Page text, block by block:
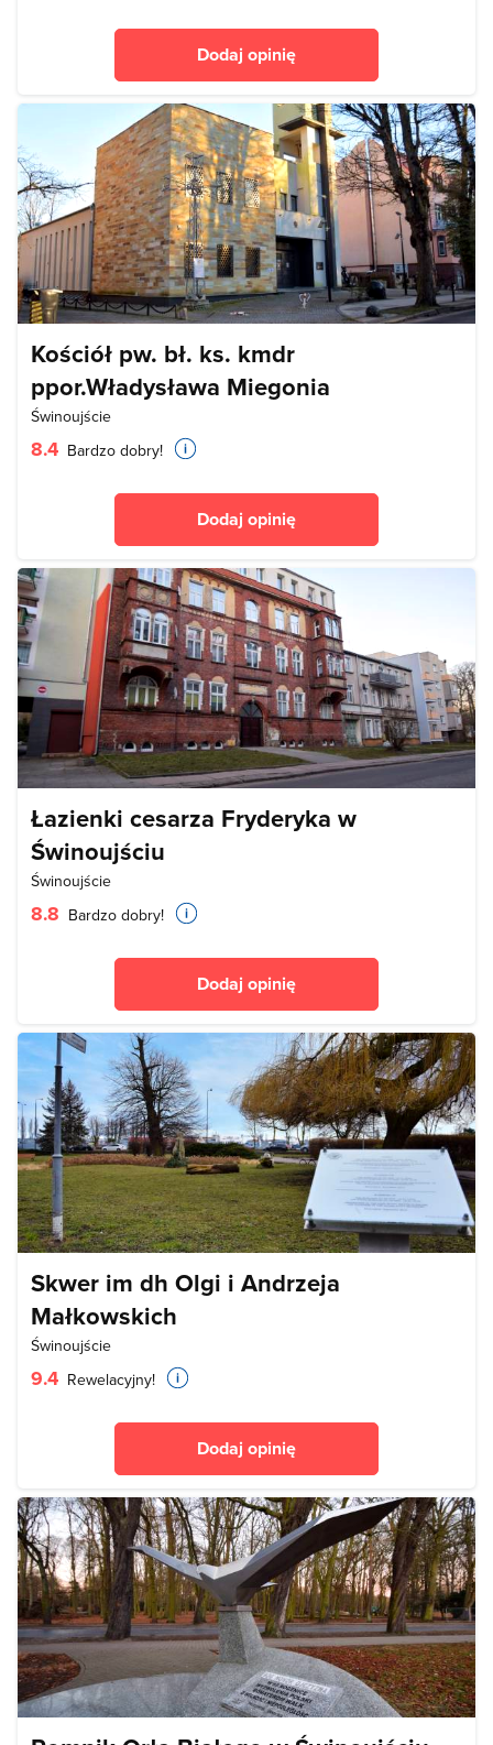
Dodaj opinię
Kościół pw. bł. ks. kmdr
ppor.Władysława Miegonia
Świnoujście
8.4 Bardzo dobry!
Dodaj opinię
Łazienki cesarza Fryderyka w
Świnoujściu
Świnoujście
8.8 Bardzo dobry!
Dodaj opinię
Skwer im dh Olgi i Andrzeja
Małkowskich
Świnoujście
9.4 Rewelacyjny!
Dodaj opinię